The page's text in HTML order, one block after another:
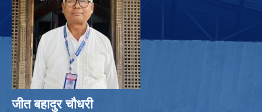
जीत बहादुर चाैधरी